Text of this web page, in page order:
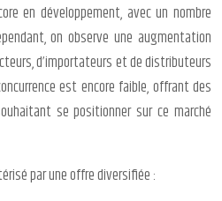
en développement, avec un nombre
on observe une augmentation
d’importateurs et de distributeurs
est encore faible, offrant des
se positionner sur ce marché
par une offre diversifiée :